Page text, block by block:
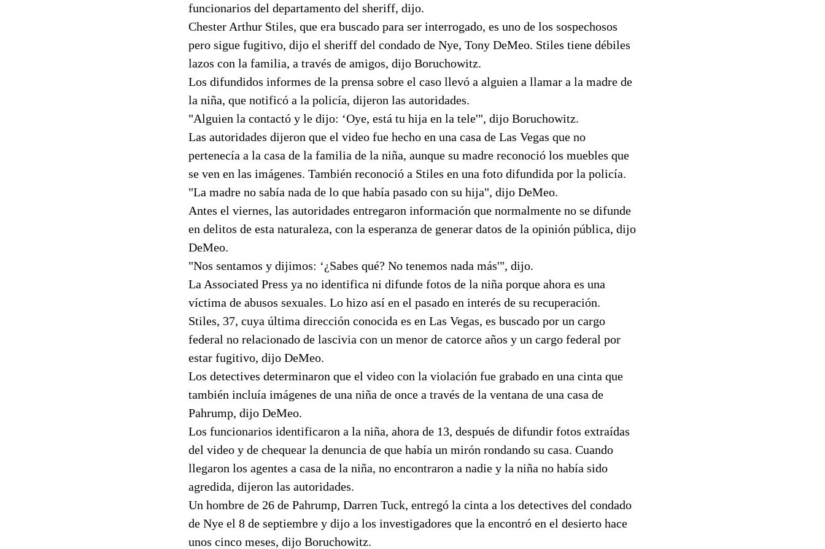
funcionarios del departamento del sheriff, dijo.
Chester Arthur Stiles, que era buscado para ser interrogado, es uno de los sospechosos
pero sigue fugitivo, dijo el sheriff del condado de Nye, Tony DeMeo. Stiles tiene débiles
lazos con la familia, a través de amigos, dijo Boruchowitz.
Los difundidos informes de la prensa sobre el caso llevó a alguien a llamar a la madre de
la niña, que notificó a la policía, dijeron las autoridades.
"Alguien la contactó y le dijo: ‘Oye, está tu hija en la tele'", dijo Boruchowitz.
Las autoridades dijeron que el video fue hecho en una casa de Las Vegas que no
pertenecía a la casa de la familia de la niña, aunque su madre reconoció los muebles que
se ven en las imágenes. También reconoció a Stiles en una foto difundida por la policía.
"La madre no sabía nada de lo que había pasado con su hija", dijo DeMeo.
Antes el viernes, las autoridades entregaron información que normalmente no se difunde
en delitos de esta naturaleza, con la esperanza de generar datos de la opinión pública, dijo
DeMeo.
"Nos sentamos y dijimos: ‘¿Sabes qué? No tenemos nada más'", dijo.
La Associated Press ya no identifica ni difunde fotos de la niña porque ahora es una
víctima de abusos sexuales. Lo hizo así en el pasado en interés de su recuperación.
Stiles, 37, cuya última dirección conocida es en Las Vegas, es buscado por un cargo
federal no relacionado de lascivia con un menor de catorce años y un cargo federal por
estar fugitivo, dijo DeMeo.
Los detectives determinaron que el video con la violación fue grabado en una cinta que
también incluía imágenes de una niña de once a través de la ventana de una casa de
Pahrump, dijo DeMeo.
Los funcionarios identificaron a la niña, ahora de 13, después de difundir fotos extraídas
del video y de chequear la denuncia de que había un mirón rondando su casa. Cuando
llegaron los agentes a casa de la niña, no encontraron a nadie y la niña no había sido
agredida, dijeron las autoridades.
Un hombre de 26 de Pahrump, Darren Tuck, entregó la cinta a los detectives del condado
de Nye el 8 de septiembre y dijo a los investigadores que la encontró en el desierto hace
unos cinco meses, dijo Boruchowitz.